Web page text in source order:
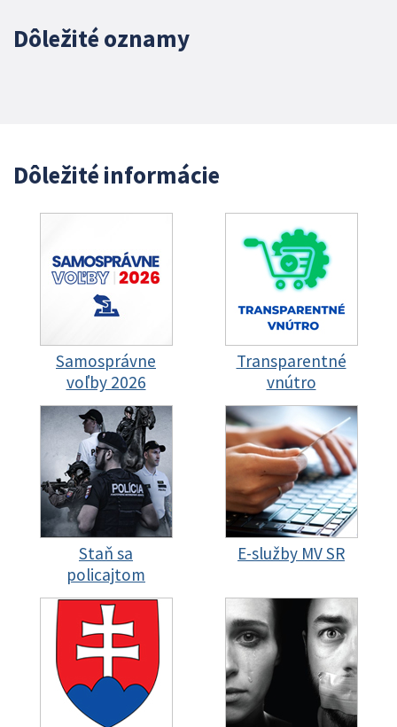
Dôležité oznamy
Dôležité informácie
Samosprávne
voľby 2026
Transparentné
vnútro
Staň sa
policajtom
E-služby MV SR